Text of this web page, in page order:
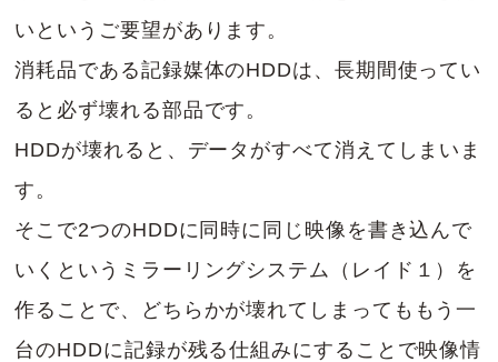
いというご要望があります。
消耗品である記録媒体のHDDは、長期間使ってい
ると必ず壊れる部品です。
HDDが壊れると、データがすべて消えてしまいま
す。
そこで2つのHDDに同時に同じ映像を書き込んで
いくというミラーリングシステム（レイド１）を
作ることで、どちらかが壊れてしまってももう一
台のHDDに記録が残る仕組みにすることで映像情